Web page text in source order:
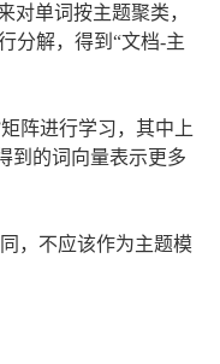
对单词按主题聚类，
分解，得到“文档-主
阵进行学习，其中上
到的词向量表示更多
，不应该作为主题模